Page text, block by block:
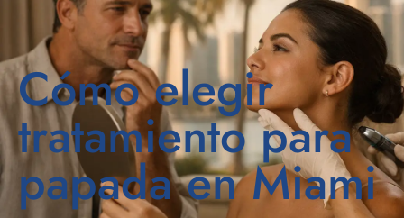
Cómo elegir
tratamiento para
papada en Miami